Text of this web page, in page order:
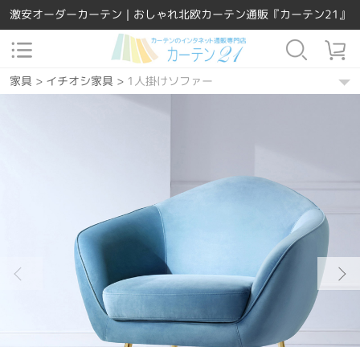
激安オーダーカーテン｜おしゃれ北欧カーテン通販『カーテン21』
家具 > イチオシ家具 > 1人掛けソファー